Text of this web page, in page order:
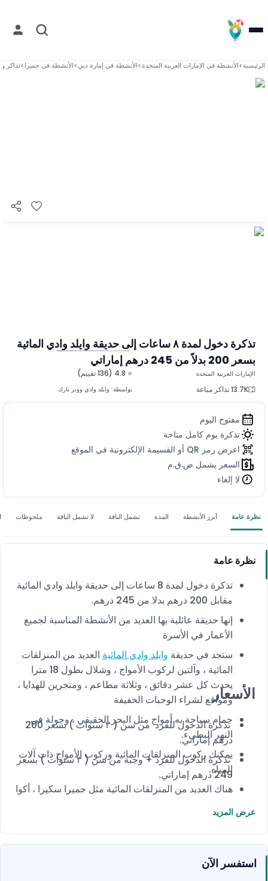
الرئيسية>الأنشطة في الإمارات العربية المتحدة>الأنشطة في إمارة دبي>الأنشطة في جميرا>تذاكر
تذكرة دخول لمدة ٨ ساعات إلى حديقة وايلد وادي المائية
بسعر 200 بدلاً من 245 درهم إماراتي
⭐ 4.8 (136 تقييم)
13.7K تذاكر مباعة
بواسطة: وايلد وادي ووتر بارك
الإمارات العربية المتحدة
المزيد من الصور
مفتوح اليوم
تذكرة يوم كامل متاحة
اعرض رمز QR أو القسيمة الإلكترونية في الموقع
السعر يشمل ض.ق.م
لا إلغاء
نظرة عامة أبرز الأنشطة المدة تشمل الباقة لا تشمل الباقة ملحوظات
نظرة عامة
تذكرة دخول لمدة 8 ساعات إلى حديقة وايلد وادي المائية
مقابل 200 درهم بدلا من 245 درهم.
إنها حديقة عائلية بها العديد من الأنشطة المناسبة لجميع
الأعمار في الأسرة
ستجد في حديقة وايلد وادي المائية العديد من المنزلقات
المائية ، وآلتين لركوب الأمواج ، وشلال بطول 18 مترا
يحدث كل عشر دقائق ، وثلاثة مطاعم ، ومتجرين للهدايا ،
ومواقع لشراء الوجبات الخفيفة
حمام سباحة به أمواج مثل البحر الحقيقي ، وجولة في
النهر البطيء.
يمكنك ركوب المنزلقات المائية وركوب الأمواج ذات آلات
المياه.
هناك العديد من المنزلقات المائية مثل جميرا سكيرا ، أكوا
تانتروم آلي ، ماستر بلابس ، برج سرج و بريكرز باي.
يوجد في حديقة وايلد وادي المائية العديد من الأنشطة
المائية المناسبة للأطفال وحمام سباحة مخصص لهم.
احجز الآن و احصل على فرصة قضاء يوم رائع!
الأسعار
تذكرة الدخول للفرد من سن ( ٣ سنوات ) بسعر 200
درهم إماراتي.
تذكرة الدخول للفرد + وجبة من سن ( ٣ سنوات ) بسعر
249 درهم إماراتي.
عرض المزيد
استفسر الآن